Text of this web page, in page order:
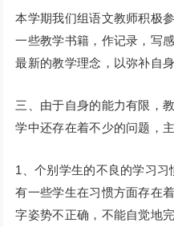
本学期我们组语文教师积极
一些教学书籍，作记录，写
最新的教学理念，以弥补自身
三、由于自身的能力有限，
学中还存在着不少的问题，主
1、个别学生的不良的学习
有一些学生在习惯方面存在
字姿势不正确，不能自觉地